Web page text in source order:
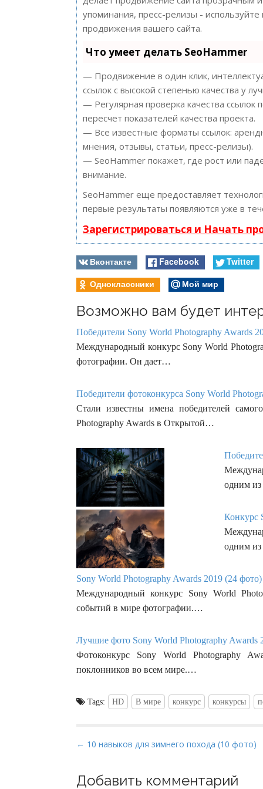
упоминания, пресс-релизы -
продвижения вашего сайта.
Что умеет делать SeoHammer
— Продвижение в один клик,
ссылок с высокой степенью качества у
— Регулярная проверка качества
пересчет показателей качества проекта.
— Все известные форматы ссылок:
мнения, отзывы, статьи, пресс-релизы).
— SeoHammer покажет, где рост или
внимание.
SeoHammer еще предоставляет
первые результаты появляются уже в
Зарегистрироваться и Начать
Вконтакте Facebook
Twitter
Одноклассники
Мой мир
Возможно вам будет
Победители Sony World Photography Awards
Международный конкурс Sony World
фотографии. Он дает…
Победители фотоконкурса Sony World
Стали известны имена победителей
Photography Awards в Открытой…
одним
Конкурс
одним
Sony World Photography Awards 2019 (24 фото)
Международный конкурс Sony World
событий в мире фотографии.…
Лучшие фото Sony World Photography Awards
Фотоконкурс Sony World Photography
поклонников во всем мире.…
Tags: HD В мире конкурс конкурсы
P
s
← 10 навыков для зимнего похода (10 фото)
Добавить комментарий